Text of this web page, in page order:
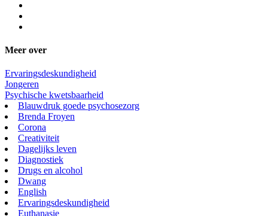
Meer over
Ervaringsdeskundigheid
Jongeren
Psychische kwetsbaarheid
Blauwdruk goede psychosezorg
Brenda Froyen
Corona
Creativiteit
Dagelijks leven
Diagnostiek
Drugs en alcohol
Dwang
English
Ervaringsdeskundigheid
Euthanasie